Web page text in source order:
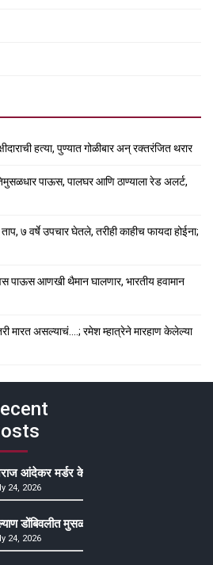
हत्या, पुण्यात गोळीबार अन् रक्तरंजित थरार
पाऊस, पालघर आणि ठाण्याला रेड अलर्ट,
७ वर्षे उपचार घेतले, तरीही काहीच फायदा होईना;
पाऊस आणखी थैमान घालणार, भारतीय हवामान
मारत असल्याचं….; रमेश म्हात्रेने मारहाण केलेल्या
आंदेकर मर्डर केसमधील साक्षीदाराची हत्या,
24, 2026
डोंबिवलीत मुसळधार ते अतिमुसळधार पाऊस,
24, 2026